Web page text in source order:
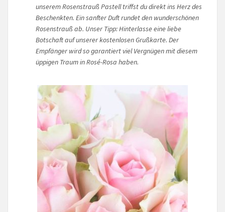
unserem Rosenstrauß Pastell triffst du direkt ins Herz des
Beschenkten. Ein sanfter Duft rundet den wunderschönen
Rosenstrauß ab. Unser Tipp: Hinterlasse eine liebe
Botschaft auf unserer kostenlosen Grußkarte. Der
Empfänger wird so garantiert viel Vergnügen mit diesem
üppigen Traum in Rosé-Rosa haben.